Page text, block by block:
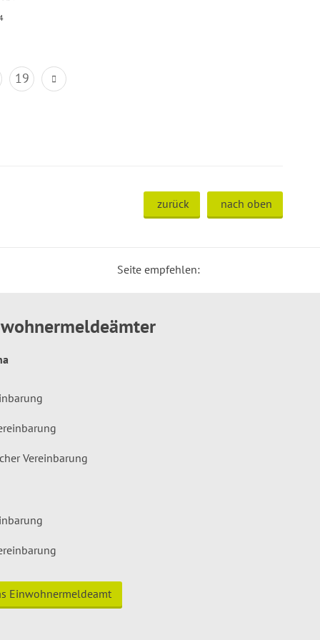
19
zurück nach oben
Seite empfehlen:
Vereinbarung
Einwohnermeldeamt